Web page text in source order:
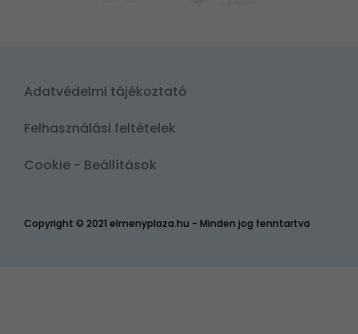
Copyright © 2021 elmenyplaza.hu - Minden jog fenntartva
Adatvédelmi tájékoztató
Felhasználási feltételek
Cookie - Beállítások